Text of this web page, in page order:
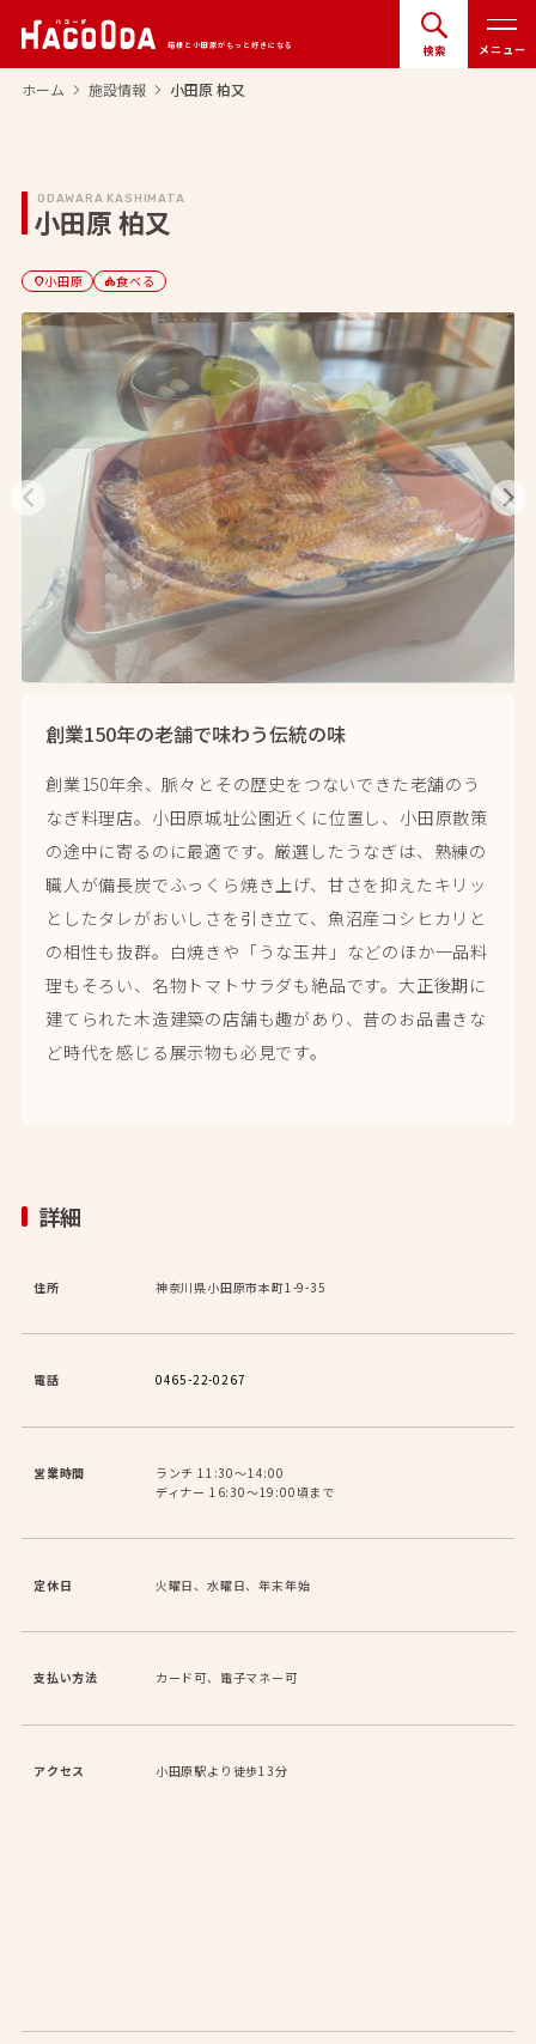
箱根と小田原がもっと好きになる 検索 メニュー
ホーム arrow_forward_ios 施設情報 arrow_forward_ios 小田原 柏又
ODAWARA KASHIMATA
小田原 柏又
location_on小田原 category食べる
arrow_back_ios_new arrow_forward_ios
創業150年の老舗で味わう伝統の味
創業150年余、脈々とその歴史をつないできた老舗のう
なぎ料理店。小田原城址公園近くに位置し、小田原散策
の途中に寄るのに最適です。厳選したうなぎは、熟練の
職人が備長炭でふっくら焼き上げ、甘さを抑えたキリッ
としたタレがおいしさを引き立て、魚沼産コシヒカリと
の相性も抜群。白焼きや「うな玉丼」などのほか一品料
理もそろい、名物トマトサラダも絶品です。大正後期に
建てられた木造建築の店舗も趣があり、昔のお品書きな
ど時代を感じる展示物も必見です。
詳細
住所 神奈川県小田原市本町1-9-35
電話 0465-22-0267
営業時間
ランチ 11:30〜14:00
ディナー 16:30〜19:00頃まで
定休日 火曜日、水曜日、年末年始
支払い方法 カード可、電子マネー可
アクセス 小田原駅より徒歩13分